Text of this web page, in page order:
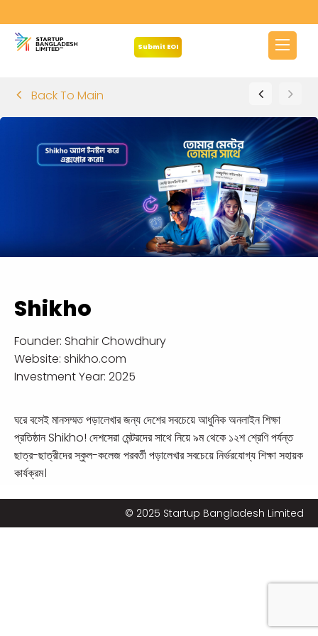
Submit EOI
Back To Main
Shikho
Founder: Shahir Chowdhury
Website: shikho.com
Investment Year: 2025
ঘরে বসেই মানসম্মত পড়ালেখার জন্য দেশের সবচেয়ে আধুনিক অনলাইন শিক্ষা
প্রতিষ্ঠান Shikho! দেশসেরা মেন্টরদের সাথে নিয়ে ৯ম থেকে ১২শ শ্রেণি পর্যন্ত
ছাত্র-ছাত্রীদের স্কুল-কলেজ পরবর্তী পড়ালেখার সবচেয়ে নির্ভরযোগ্য শিক্ষা সহায়ক
কার্যক্রম।
আধুনিক প্রযুক্তি ব্যবহার করে শিক্ষার্থীদের জীবনকে সহজ করে তোলা এবং
বোর্ড পরীক্ষায় সফল হতে পারে সেই লক্ষ্যেই কাজ করছে আমাদের সকল মেন্টর।
সবচেয়ে কম খরচে অভিজ্ঞ শিক্ষক ও অত্যাধুনিক প্রযুক্তির সমন্বয়ে অনলাইনে
© 2025 Startup Bangladesh Limited